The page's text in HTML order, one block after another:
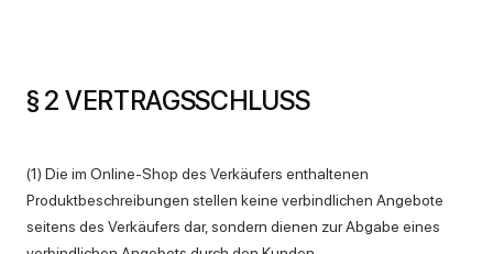
§ 2 VERTRAGSSCHLUSS
(1) Die im Online-Shop des Verkäufers enthaltenen
Produktbeschreibungen stellen keine verbindlichen Angebote
seitens des Verkäufers dar, sondern dienen zur Abgabe eines